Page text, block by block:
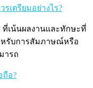
เตรียมอย่างไร?
ที่เน้นผลงานและทักษะที่
หรับการสัมภาษณ์หรือ
ารถ
ถือ?